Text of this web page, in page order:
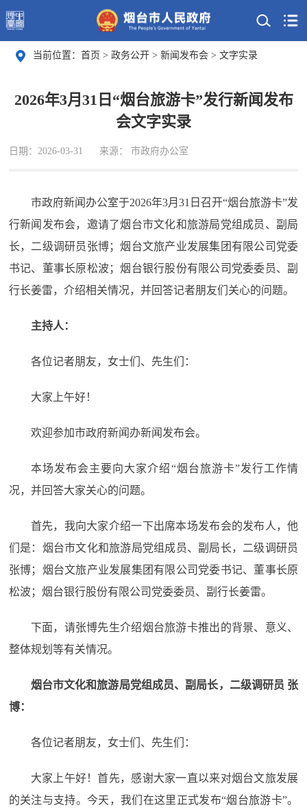
当前位置： 首页 > 政务公开 > 新闻发布会 > 文字实录
2026年3月31日“烟台旅游卡”发行新闻发布
会文字实录
日期：2026-03-31 来源： 市政府办公室
市政府新闻办公室于2026年3月31日召开“烟台旅游卡”发
行新闻发布会，邀请了烟台市文化和旅游局党组成员、副局
长，二级调研员张博；烟台文旅产业发展集团有限公司党委
书记、董事长原松波；烟台银行股份有限公司党委委员、副
行长姜雷，介绍相关情况，并回答记者朋友们关心的问题。
主持人：
各位记者朋友，女士们、先生们：
大家上午好！
欢迎参加市政府新闻办新闻发布会。
本场发布会主要向大家介绍“烟台旅游卡”发行工作情
况，并回答大家关心的问题。
首先，我向大家介绍一下出席本场发布会的发布人，他
们是：烟台市文化和旅游局党组成员、副局长，二级调研员
张博；烟台文旅产业发展集团有限公司党委书记、董事长原
松波；烟台银行股份有限公司党委委员、副行长姜雷。
下面，请张博先生介绍烟台旅游卡推出的背景、意义、
整体规划等有关情况。
烟台市文化和旅游局党组成员、副局长，二级调研员 张
博：
各位记者朋友，女士们、先生们：
大家上午好！首先，感谢大家一直以来对烟台文旅发展
的关注与支持。今天，我们在这里正式发布“烟台旅游卡”。